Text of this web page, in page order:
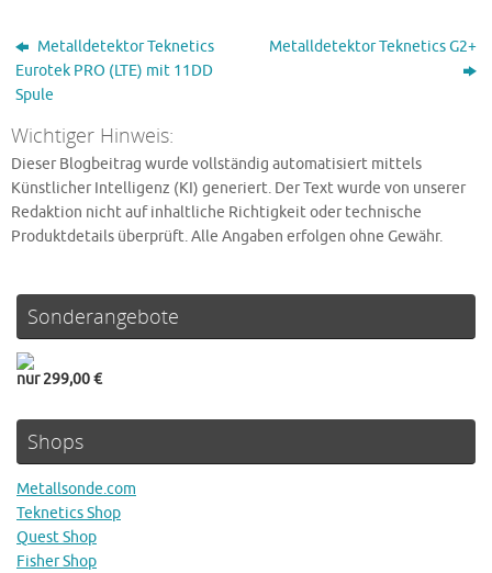
Metalldetektor Teknetics
Eurotek PRO (LTE) mit 11DD
Spule
Metalldetektor Teknetics G2+
Wichtiger Hinweis:
Dieser Blogbeitrag wurde vollständig automatisiert mittels
Künstlicher Intelligenz (KI) generiert. Der Text wurde von unserer
Redaktion nicht auf inhaltliche Richtigkeit oder technische
Produktdetails überprüft. Alle Angaben erfolgen ohne Gewähr.
Sonderangebote
nur 299,00 €
Shops
Metallsonde.com
Teknetics Shop
Quest Shop
Fisher Shop